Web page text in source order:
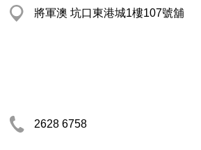
將軍澳 坑口東港城1樓107號舖
2628 6758